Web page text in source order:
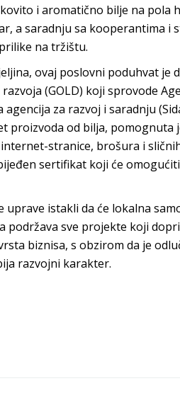
i aromatično bilje na pola
a saradnju sa kooperantima i
na tržištu.
ovaj poslovni poduhvat je
(GOLD) koji sprovode
za razvoj i saradnju
proizvoda od bilja, pomognuta
stranice, brošura i
sertifikat koji će
istakli da će lokalna
podržava sve projekte koji
biznisa, s obzirom da je
razvojni karakter.